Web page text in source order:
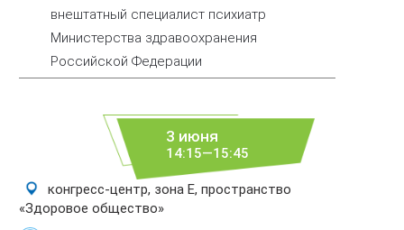
внештатный специалист психиатр
Министерства здравоохранения
Российской Федерации
3 июня
14:15—15:45
конгресс-центр, зона E, пространство
«Здоровое общество»